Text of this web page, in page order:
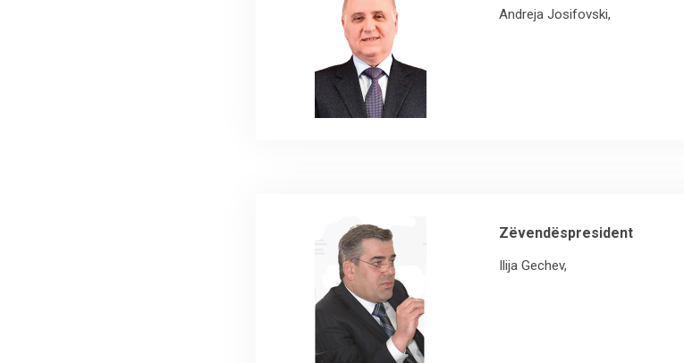
Andreja Josifovski,
Zëvendëspresident
Ilija Gechev,